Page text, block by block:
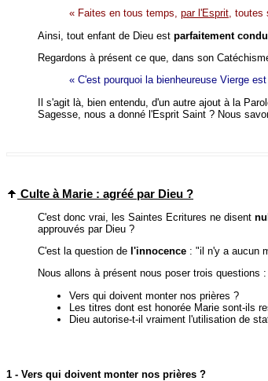
« Faites en tous temps, par l'Esprit, toutes
Ainsi, tout enfant de Dieu est parfaitement
Regardons à présent ce que, dans son
« C'est pourquoi la bienheureuse Vierge
Il s'agit là, bien entendu, d'un autre ajout à la
Sagesse, nous a donné l'Esprit Saint ? Nous
Culte à Marie : agréé par Dieu ?
C'est donc vrai, les Saintes Ecritures ne disent
approuvés par Dieu ?
C'est la question de l'innocence : "il n'y a aucun
Nous allons à présent nous poser trois questions :
Vers qui doivent monter nos prières ?
Les titres dont est honorée Marie sont-ils
Dieu autorise-t-il vraiment l'utilisation de
1 - Vers qui doivent monter nos prières ?